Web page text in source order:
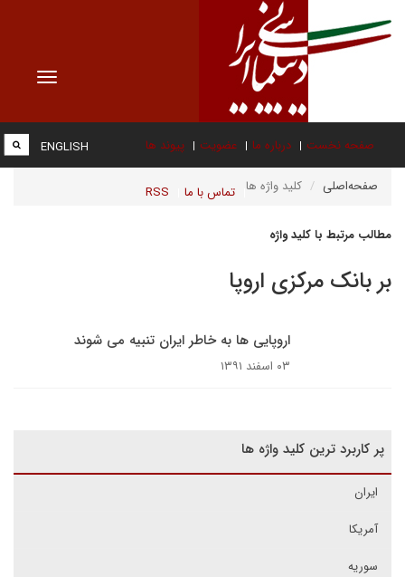
Toggle
صفحه نخست درباره ما عضویت پیوند ها
تماس با ما RSS
ENGLISH
صفحه‌اصلی کلید واژه ها
مطالب مرتبط با کلید واژه
بر بانک مرکزی اروپا
اروپایی ها به خاطر ایران تنبیه می شوند
۰۳ اسفند ۱۳۹۱
پر کاربرد ترین کلید واژه ها
ایران
آمریکا
سوریه